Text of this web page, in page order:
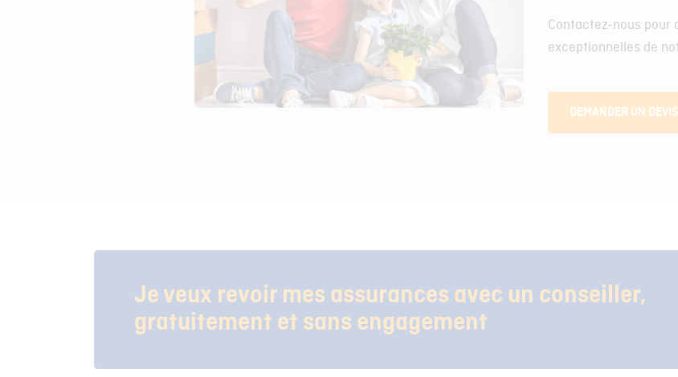
Contactez-nous pour
exceptionnelles de
DEMANDER UN
Je veux revoir mes assurances avec un conseiller,
gratuitement et sans engagement